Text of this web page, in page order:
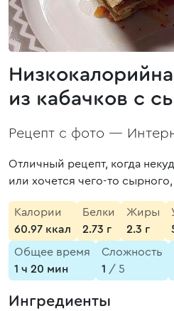
из кабачков с
Рецепт с фото —
Отличный рецепт, когда
или хочется чего-то
Калории
60.97 ккал
Белки
2.73 г
Жиры
2.3 г
Общее время
1 ч 20 мин
Сложность
1 / 5
Ингредиенты